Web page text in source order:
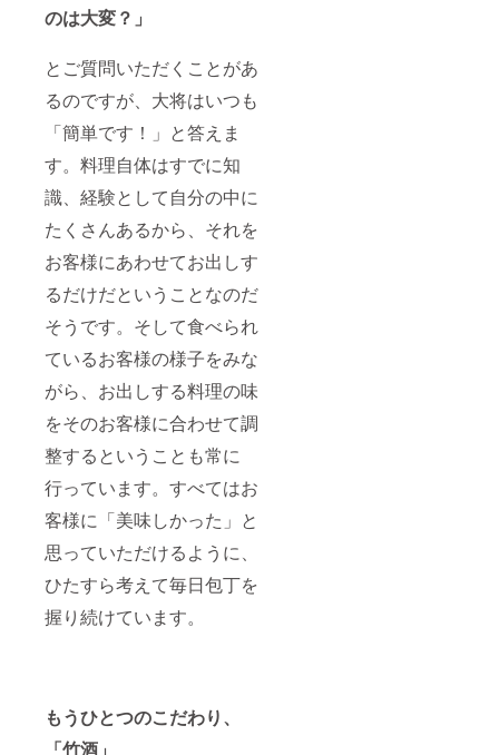
のは大変？」
とご質問いただくことがあ
るのですが、大将はいつも
「簡単です！」と答えま
す。料理自体はすでに知
識、経験として自分の中に
たくさんあるから、それを
お客様にあわせてお出しす
るだけだということなのだ
そうです。そして食べられ
ているお客様の様子をみな
がら、お出しする料理の味
をそのお客様に合わせて調
整するということも常に
行っています。すべてはお
客様に「美味しかった」と
思っていただけるように、
ひたすら考えて毎日包丁を
握り続けています。
もうひとつのこだわり、
「竹酒」